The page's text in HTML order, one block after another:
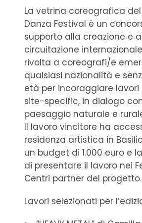
La vetrina coreografica del
Danza Festival è un
supporto alla creazione e
circuitazione
rivolta a coreografi/e
qualsiasi nazionalità e
età per incoraggiare lavori
site-specific, in dialogo
paesaggio naturale e
⁠Il lavoro vincitore ha
residenza artistica in
un budget di 1.000 euro e
di presentare il lavoro nei
Centri partner del progetto. ⁠
Lavori selezionati per